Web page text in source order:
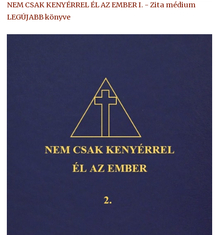
NEM CSAK KENYÉRREL ÉL AZ EMBER I. - Zita médium
LEGÚJABB könyve